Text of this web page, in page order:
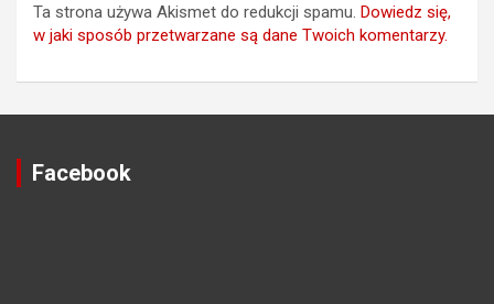
Ta strona używa Akismet do redukcji spamu. Dowiedz się,
w jaki sposób przetwarzane są dane Twoich komentarzy.
Facebook